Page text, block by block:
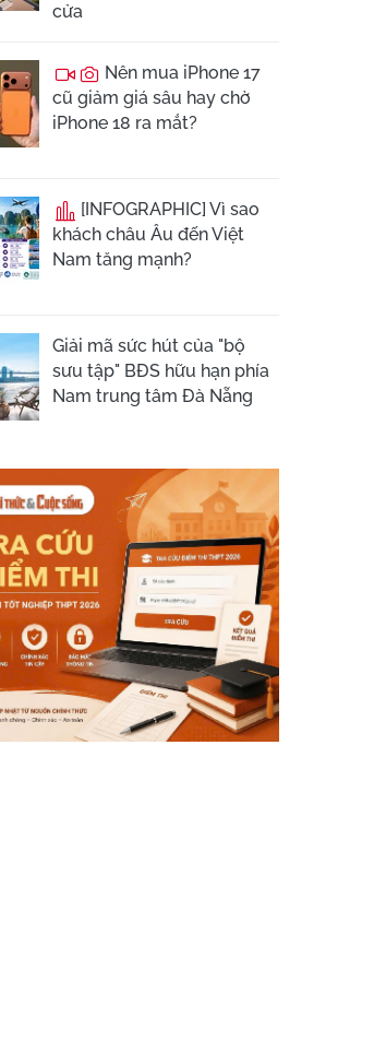
cửa
Nên mua iPhone 17
cũ giảm giá sâu hay chờ
iPhone 18 ra mắt?
[INFOGRAPHIC] Vì sao
khách châu Âu đến Việt
Nam tăng mạnh?
Giải mã sức hút của "bộ
sưu tập" BĐS hữu hạn phía
Nam trung tâm Đà Nẵng